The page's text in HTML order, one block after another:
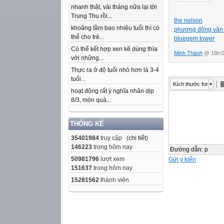
nhanh thật, vài tháng nữa lại tới
Trung Thu rồi...
khoảng tầm bao nhiêu tuổi thì có
thể cho trẻ...
Có thể kết hợp xen kẽ dùng thìa
với những...
Thực ra ở độ tuổi nhỏ hơn là 3-4
tuổi...
hoạt động rất ý nghĩa nhân dịp
8/3, món quà...
THỐNG KÊ
35401984 truy cập (chi tiết)
146223 trong hôm nay
50981796 lượt xem
151637 trong hôm nay
15281562 thành viên
the nelson
phương đông vân
bluegem tower
Minh Thành @
Kích thước font
Đường dẫn: p
Gửi ý kiến